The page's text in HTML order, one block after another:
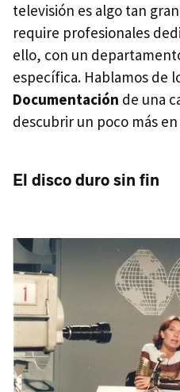
televisión es algo tan
require profesionales
ello, con un
específica. Hablamos de
Documentación de una
descubrir un poco más
El disco duro sin fin